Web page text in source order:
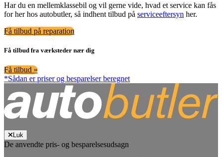
Har du en mellemklassebil og vil gerne vide, hvad et service kan fås
for her hos autobutler, så indhent tilbud på serviceeftersyn her.
Få tilbud på reparation
Få tilbud fra værksteder nær dig
Få tilbud »
*Sådan er priser og besparelser beregnet
Luk
De anvendte pris- og besparelsesudsagn